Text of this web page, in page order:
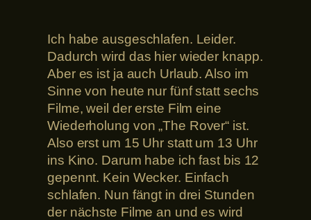
Ich habe ausgeschlafen. Leider.
Dadurch wird das hier wieder knapp.
Aber es ist ja auch Urlaub. Also im
Sinne von heute nur fünf statt sechs
Filme, weil der erste Film eine
Wiederholung von „The Rover“ ist.
Also erst um 15 Uhr statt um 13 Uhr
ins Kino. Darum habe ich fast bis 12
gepennt. Kein Wecker. Einfach
schlafen. Nun fängt in drei Stunden
der nächste Filme an und es wird